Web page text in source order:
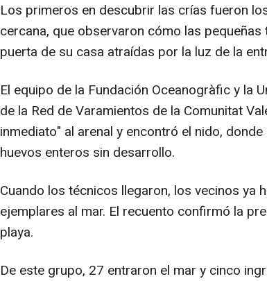
Los primeros en descubrir las crías fueron
cercana, que observaron cómo las
puerta de su casa atraídas por la luz de la
El equipo de la Fundación Oceanogràfic y la
de la Red de Varamientos de la Comunitat
inmediato" al arenal y encontró el nido,
huevos enteros sin desarrollo.
Cuando los técnicos llegaron, los vecinos ya
ejemplares al mar. El recuento confirmó la
playa.
De este grupo, 27 entraron el mar y cinco